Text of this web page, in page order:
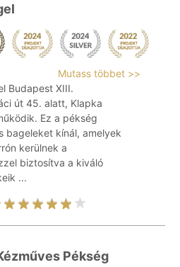
Mutass többet >>
Budapest XIII.
út 45. alatt, Klapka
Ez a pékség
bageleket kínál, amelyek
kerülnek a
biztosítva a kiváló
...
Pékség